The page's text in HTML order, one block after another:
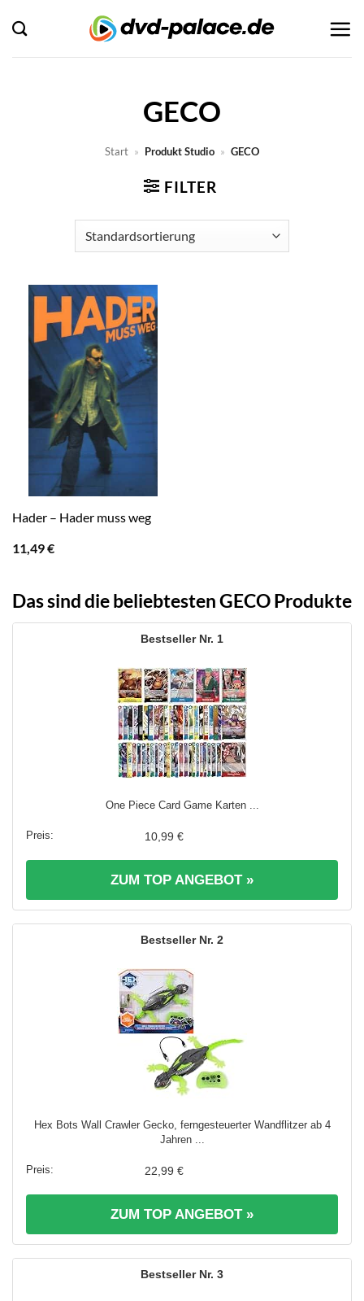
Inhalt
springen
GECO
Start » Produkt Studio » GECO
FILTER
Hader – Hader muss weg
11,49€
Das sind die beliebtesten GECO Produkte
1
One Piece Card Game Karten ...
10,99 €
ZUM TOP ANGEBOT »
2
Hex Bots Wall Crawler Gecko, ferngesteuerter Wandflitzer ab 4
Jahren ...
22,99 €
ZUM TOP ANGEBOT »
3